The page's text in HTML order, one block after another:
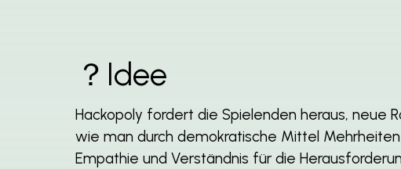
？Idee
Hackopoly fordert die Spielenden heraus, neue
wie man durch demokratische Mittel
Empathie und Verständnis für die